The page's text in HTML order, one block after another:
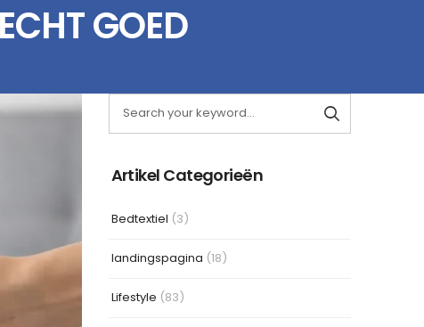
GOED
Artikel Categorieën
Bedtextiel (3)
landingspagina (18)
Lifestyle (83)